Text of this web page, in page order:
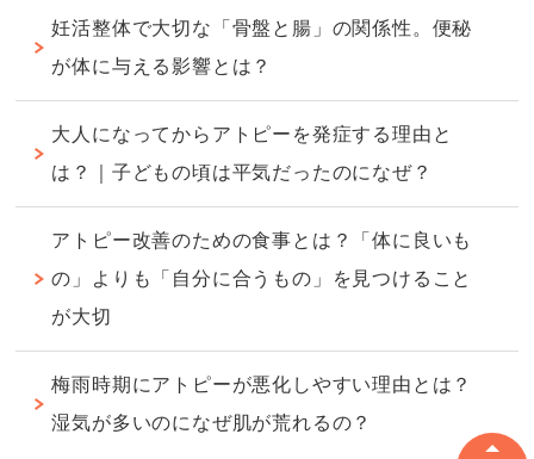
妊活整体で大切な「骨盤と腸」の関係性。便秘
が体に与える影響とは？
大人になってからアトピーを発症する理由と
は？｜子どもの頃は平気だったのになぜ？
アトピー改善のための食事とは？「体に良いも
の」よりも「自分に合うもの」を見つけること
が大切
梅雨時期にアトピーが悪化しやすい理由とは？
湿気が多いのになぜ肌が荒れるの？